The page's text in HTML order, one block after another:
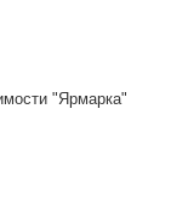
"Ярмарка"